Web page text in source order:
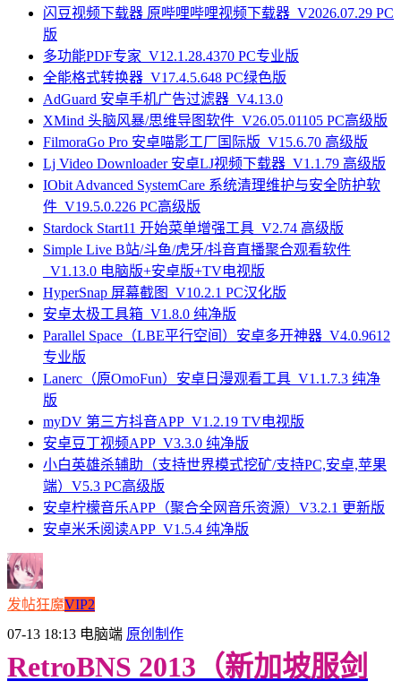
闪豆视频下载器 原哔哩哔哩视频下载器_V2026.07.29 PC
版
多功能PDF专家_V12.1.28.4370 PC专业版
全能格式转换器_V17.4.5.648 PC绿色版
AdGuard 安卓手机广告过滤器_V4.13.0
XMind 头脑风暴/思维导图软件_V26.05.01105 PC高级版
FilmoraGo Pro 安卓喵影工厂国际版_V15.6.70 高级版
Lj Video Downloader 安卓LJ视频下载器_V1.1.79 高级版
IObit Advanced SystemCare 系统清理维护与安全防护软
件_V19.5.0.226 PC高级版
Stardock Start11 开始菜单增强工具_V2.74 高级版
Simple Live B站/斗鱼/虎牙/抖音直播聚合观看软件
_V1.13.0 电脑版+安卓版+TV电视版
HyperSnap 屏幕截图_V10.2.1 PC汉化版
安卓太极工具箱_V1.8.0 纯净版
Parallel Space（LBE平行空间）安卓多开神器_V4.0.9612
专业版
Lanerc（原OmoFun）安卓日漫观看工具_V1.1.7.3 纯净
版
myDV 第三方抖音APP_V1.2.19 TV电视版
安卓豆丁视频APP_V3.3.0 纯净版
小白英雄杀辅助（支持世界模式挖矿/支持PC,安卓,苹果
端）V5.3 PC高级版
安卓柠檬音乐APP（聚合全网音乐资源）V3.2.1 更新版
安卓米禾阅读APP_V1.5.4 纯净版
发帖狂魔VIP2
07-13 18:13 电脑端 原创制作
RetroBNS 2013（新加坡服剑